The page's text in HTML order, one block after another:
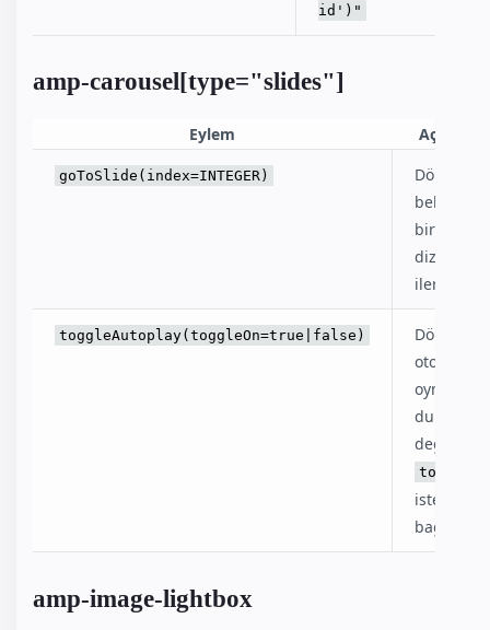
id')"
amp-carousel[type="slides"]
Eylem Açıklama
goToSlide(index=INTEGER)
Döngüyü
belirtilen
bir slayt
dizinine
ilerletir.
toggleAutoplay(toggleOn=true|false)
otomatik
oynatma
değiştirir.
toggleOn
isteğe
bağlıdır.
amp-image-lightbox